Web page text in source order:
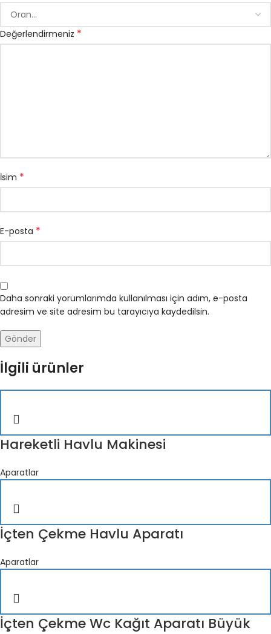
Değerlendirmeniz *
İsim *
E-posta *
Daha sonraki yorumlarımda kullanılması için adım, e-posta
adresim ve site adresim bu tarayıcıya kaydedilsin.
İlgili ürünler
Hareketli Havlu Makinesi
Aparatlar
İçten Çekme Havlu Aparatı
Aparatlar
İçten Çekme Wc Kağıt Aparatı Büyük